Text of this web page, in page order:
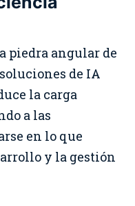
piedra angular de
de IA
la carga
a las
en lo que
y la gestión